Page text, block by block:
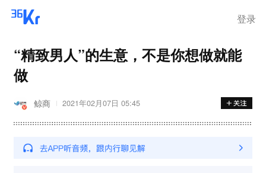
登录
“精致男人”的生意，不是你想做就能
做
鲸商 2021年02月07日 05:45